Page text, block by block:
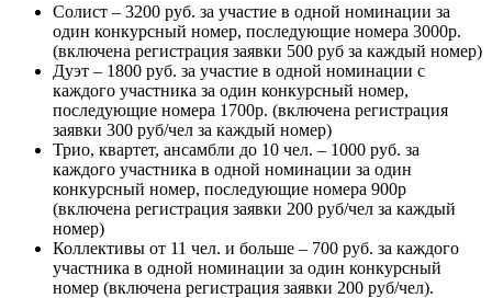
Солист – 3200 руб. за участие в одной номинации за
один конкурсный номер, последующие номера 3000р.
(включена регистрация заявки 500 руб за каждый номер)
Дуэт – 1800 руб. за участие в одной номинации с
каждого участника за один конкурсный номер,
последующие номера 1700р. (включена регистрация
заявки 300 руб/чел за каждый номер)
Трио, квартет, ансамбли до 10 чел. – 1000 руб. за
каждого участника в одной номинации за один
конкурсный номер, последующие номера 900р
(включена регистрация заявки 200 руб/чел за каждый
номер)
Коллективы от 11 чел. и больше – 700 руб. за каждого
участника в одной номинации за один конкурсный
номер (включена регистрация заявки 200 руб/чел).